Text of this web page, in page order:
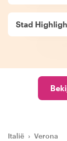
Stad
Italië › Verona